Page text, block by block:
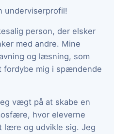
underviserprofil!
person, der elsker
med andre. Mine
og læsning, som
fordybe mig i spændende
vægt på at skabe en
hvor eleverne
lære og udvikle sig. Jeg